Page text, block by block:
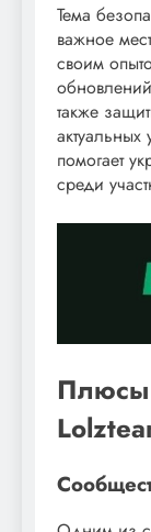
Тема
важное
своим
также
помогает
среди
Плюсы